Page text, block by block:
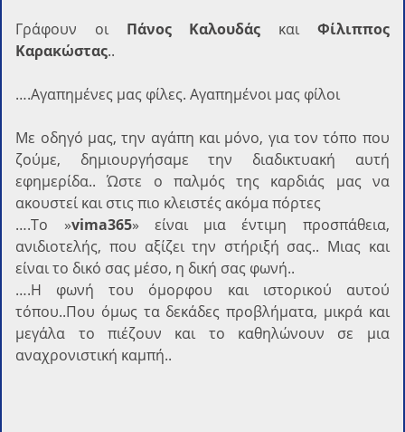
Γράφoυν οι Πάνος Καλουδάς και Φίλιππος
Καρακώστας..
….Αγαπημένες μας φίλες. Αγαπημένοι μας φίλοι
Με οδηγό μας, την αγάπη και μόνο, για τον τόπο που
ζούμε, δημιουργήσαμε την διαδικτυακή αυτή
εφημερίδα.. Ώστε ο παλμός της καρδιάς μας να
ακουστεί και στις πιο κλειστές ακόμα πόρτες
….Το »vima365» είναι μια έντιμη προσπάθεια,
ανιδιοτελής, που αξίζει την στήριξή σας.. Μιας και
είναι το δικό σας μέσο, η δική σας φωνή..
….Η φωνή του όμορφου και ιστορικού αυτού
τόπου..Που όμως τα δεκάδες προβλήματα, μικρά και
μεγάλα το πιέζουν και το καθηλώνουν σε μια
αναχρονιστική καμπή..